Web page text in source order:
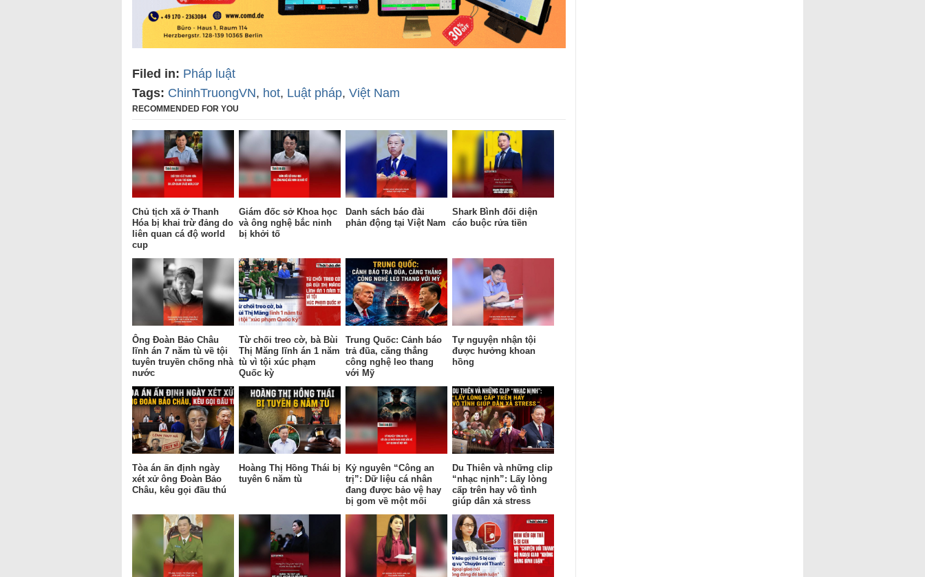
Filed in: Pháp luật
Tags: ChinhTruongVN, hot, Luật pháp, Việt Nam
RECOMMENDED FOR YOU
Chủ tịch xã ở Thanh
Hóa bị khai trừ đảng do
liên quan cá độ world
cup
Giám đốc sở Khoa học
và ông nghệ bắc ninh
bị khởi tố
Danh sách báo đài
phản động tại Việt Nam
Shark Bình đối diện
cáo buộc rửa tiền
Ông Đoàn Bảo Châu
lĩnh án 7 năm tù về tội
tuyên truyền chống nhà
nước
Từ chối treo cờ, bà Bùi
Thị Măng lĩnh án 1 năm
tù vì tội xúc phạm
Quốc kỳ
Trung Quốc: Cảnh báo
trả đũa, căng thẳng
công nghệ leo thang
với Mỹ
Tự nguyện nhận tội
được hưởng khoan
hồng
Tòa án ấn định ngày
xét xử ông Đoàn Bảo
Châu, kêu gọi đầu thú
Hoàng Thị Hồng Thái bị
tuyên 6 năm tù
Kỷ nguyên “Công an
trị”: Dữ liệu cá nhân
đang được bảo vệ hay
bị gom về một mối
Du Thiên và những clip
“nhạc nịnh”: Lấy lòng
cấp trên hay vô tình
giúp dân xả stress